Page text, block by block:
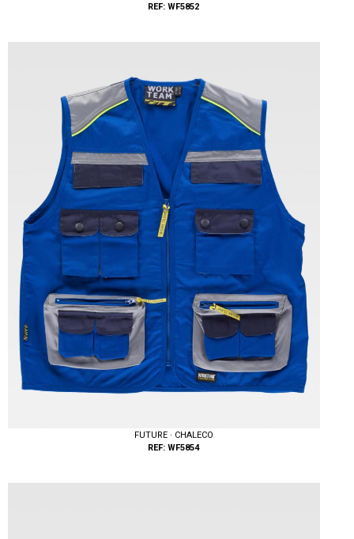
Tallas: 40, 42, 44, 46, 48, 50, 52, 54, 56
REF: WF5852
FUTURE · CHALECO
REF: WF5854